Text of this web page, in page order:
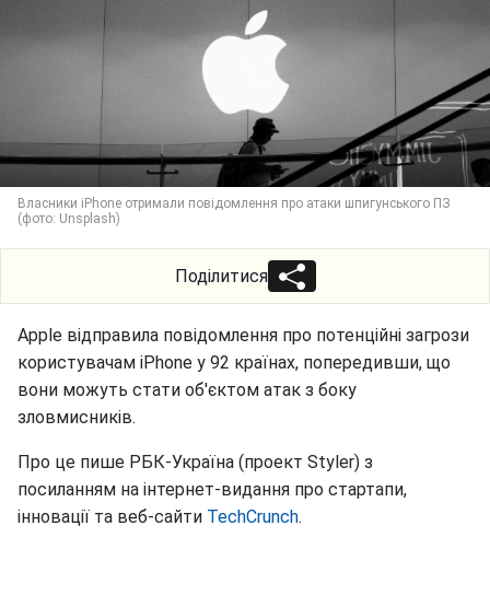
Власники iPhone отримали повідомлення про атаки шпигунського ПЗ
(фото: Unsplash)
Поділитися
Apple відправила повідомлення про потенційні загрози
користувачам iPhone у 92 країнах, попередивши, що
вони можуть стати об'єктом атак з боку
зловмисників.
Про це пише РБК-Україна (проект Styler) з
посиланням на інтернет-видання про стартапи,
інновації та веб-сайти TechCrunch.